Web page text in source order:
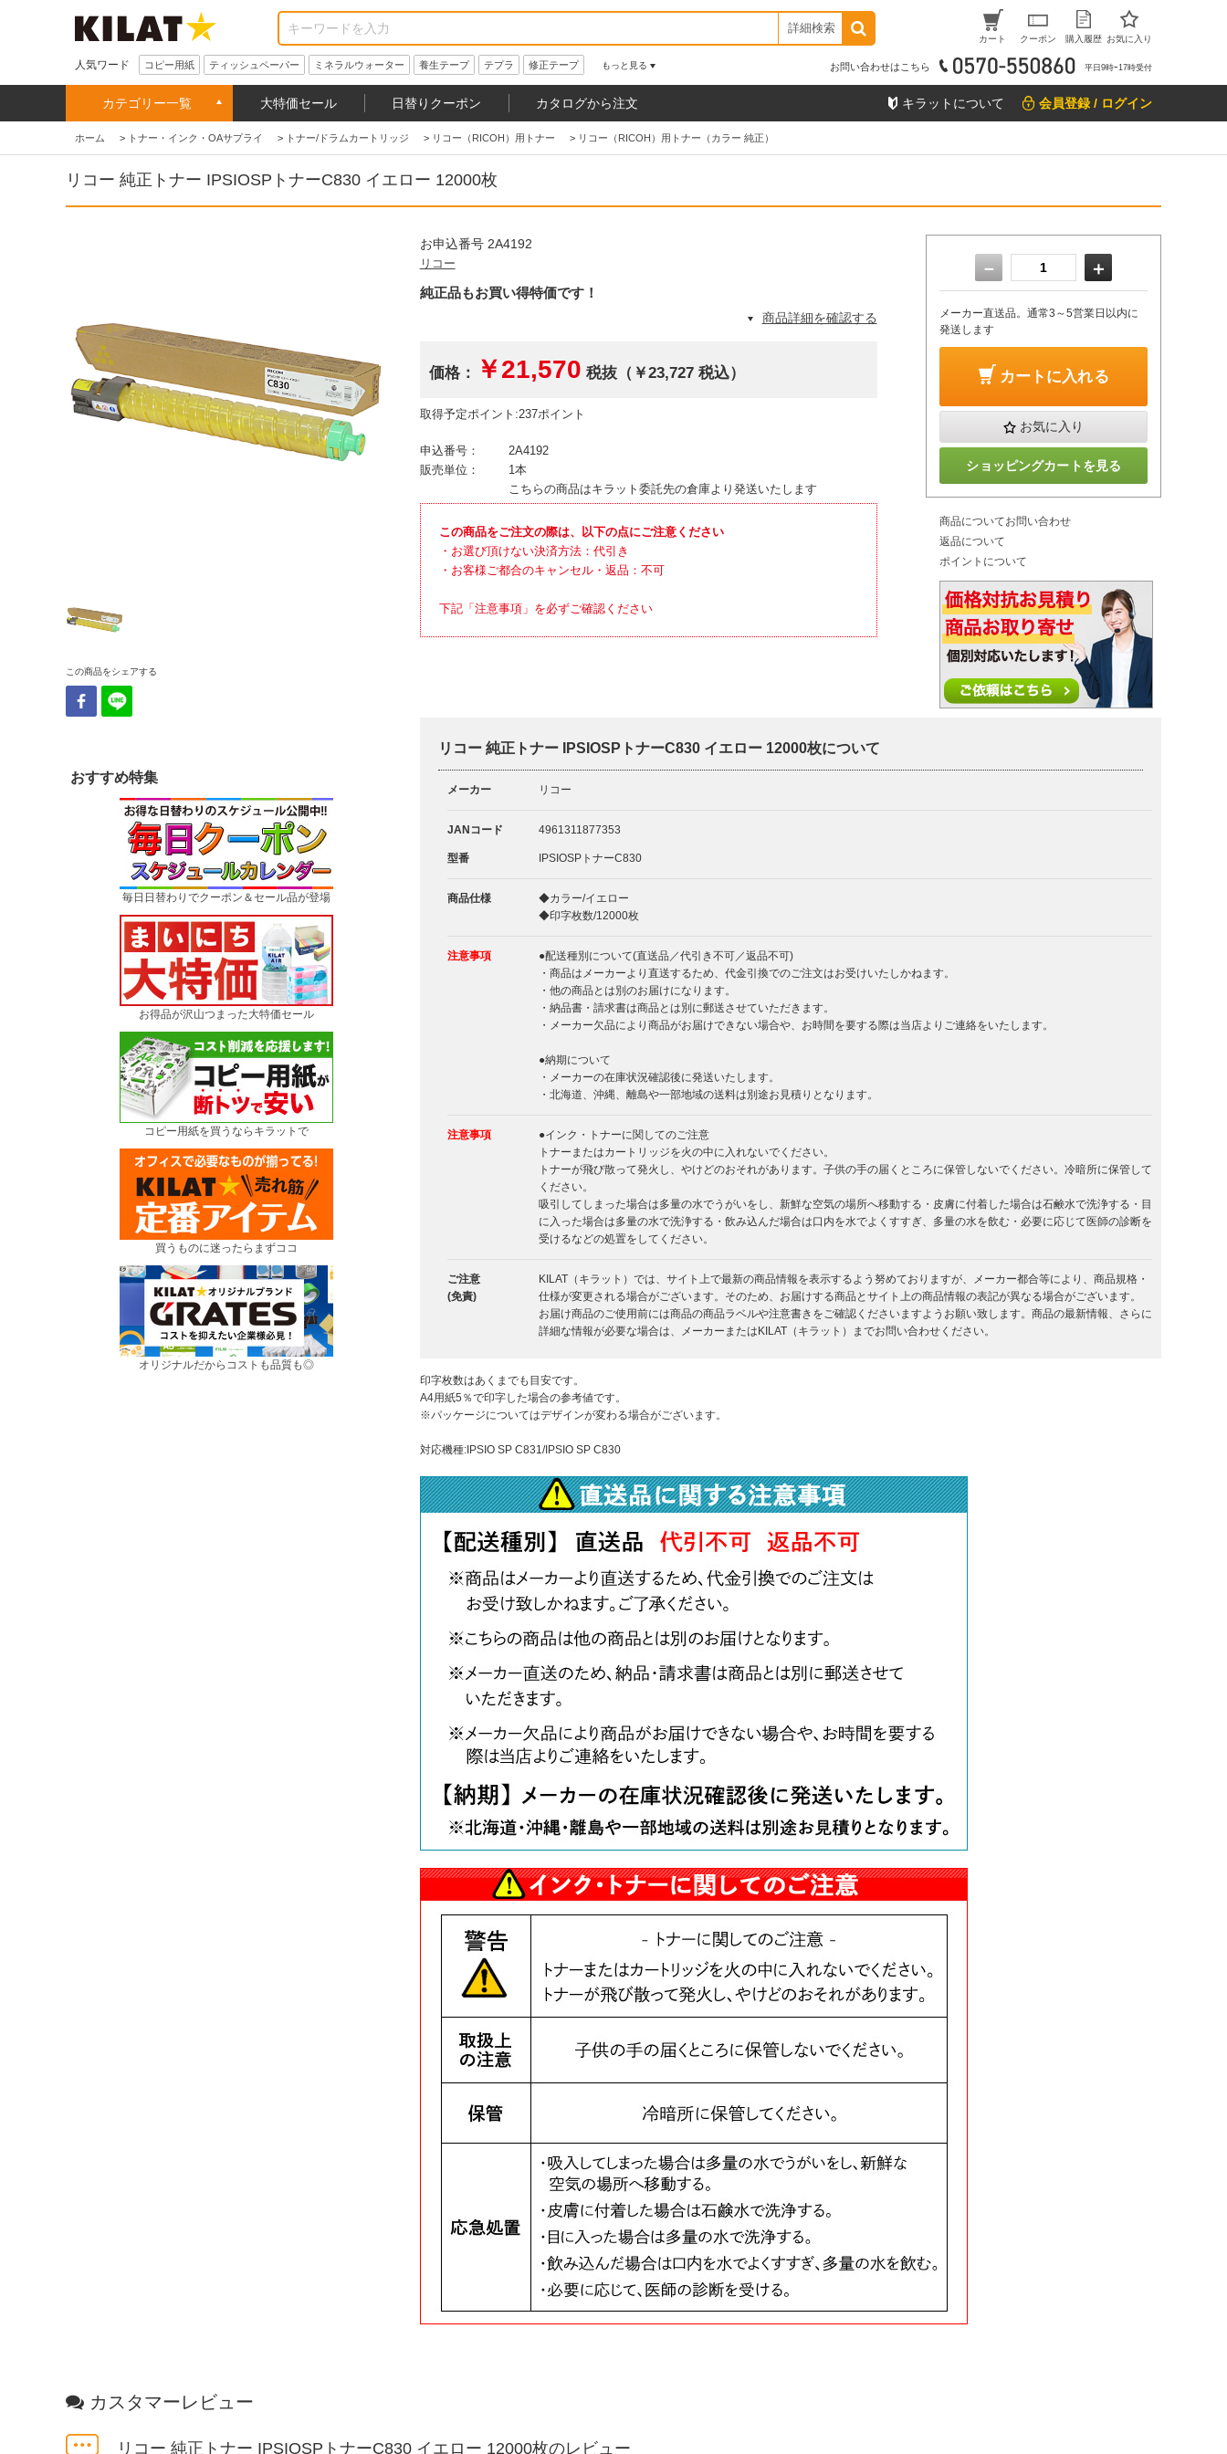
詳細検索
カート クーポン 購入履歴 お気に入り
人気ワード コピー用紙 ティッシュペーパー ミネラルウォーター 養生テープ テプラ 修正テープ もっと見る お問い合わせはこちら 平日9時ｰ17時受付
カテゴリー一覧 大特価セール 日替りクーポン カタログから注文 キラットについて 会員登録 / ログイン
ホーム > トナー・インク・OAサプライ > トナー/ドラムカートリッジ > リコー（RICOH）用トナー > リコー（RICOH）用トナー（カラー 純正）
リコー 純正トナー IPSIOSPトナーC830 イエロー 12000枚
この商品をシェアする
おすすめ特集
毎日日替わりでクーポン＆セール品が登場
お得品が沢山つまった大特価セール
コピー用紙を買うならキラットで
買うものに迷ったらまずココ
オリジナルだからコストも品質も◎
お申込番号 2A4192
リコー
純正品もお買い得特価です！
商品詳細を確認する
価格： ￥21,570 税抜（￥23,727 税込）
取得予定ポイント:237ポイント
申込番号：
2A4192
販売単位：
1本
こちらの商品はキラット委託先の倉庫より発送いたします
この商品をご注文の際は、以下の点にご注意ください
・お選び頂けない決済方法：代引き
・お客様ご都合のキャンセル・返品：不可
下記「注意事項」を必ずご確認ください
－ ＋
メーカー直送品。通常3～5営業日以内に
発送します
カートに入れる
お気に入り
ショッピングカートを見る
商品についてお問い合わせ
返品について
ポイントについて
リコー 純正トナー IPSIOSPトナーC830 イエロー 12000枚について
メーカー リコー
JANコード 4961311877353
型番 IPSIOSPトナーC830
商品仕様
◆カラー/イエロー
◆印字枚数/12000枚
注意事項
●配送種別について(直送品／代引き不可／返品不可)
・商品はメーカーより直送するため、代金引換でのご注文はお受けいたしかねます。
・他の商品とは別のお届けになります。
・納品書・請求書は商品とは別に郵送させていただきます。
・メーカー欠品により商品がお届けできない場合や、お時間を要する際は当店よりご連絡をいたします。
●納期について
・メーカーの在庫状況確認後に発送いたします。
・北海道、沖縄、離島や一部地域の送料は別途お見積りとなります。
注意事項
●インク・トナーに関してのご注意
トナーまたはカートリッジを火の中に入れないでください。
トナーが飛び散って発火し、やけどのおそれがあります。子供の手の届くところに保管しないでください。冷暗所に保管して
ください。
吸引してしまった場合は多量の水でうがいをし、新鮮な空気の場所へ移動する・皮膚に付着した場合は石鹸水で洗浄する・目
に入った場合は多量の水で洗浄する・飲み込んだ場合は口内を水でよくすすぎ、多量の水を飲む・必要に応じて医師の診断を
受けるなどの処置をしてください。
ご注意
(免責)
KILAT（キラット）では、サイト上で最新の商品情報を表示するよう努めておりますが、メーカー都合等により、商品規格・
仕様が変更される場合がございます。そのため、お届けする商品とサイト上の商品情報の表記が異なる場合がございます。
お届け商品のご使用前には商品の商品ラベルや注意書きをご確認くださいますようお願い致します。商品の最新情報、さらに
詳細な情報が必要な場合は、メーカーまたはKILAT（キラット）までお問い合わせください。
印字枚数はあくまでも目安です。
A4用紙5％で印字した場合の参考値です。
※パッケージについてはデザインが変わる場合がございます。
対応機種:IPSIO SP C831/IPSIO SP C830
カスタマーレビュー
リコー 純正トナー IPSIOSPトナーC830 イエロー 12000枚のレビュー